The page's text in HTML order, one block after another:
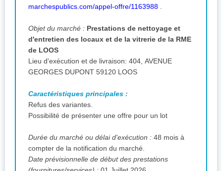
marchespublics.com/appel-offre/1163988
Objet du marché : Prestations de nettoyage et
d'entretien des locaux et de la vitrerie de la RME
de LOOS
Lieu d'exécution et de livraison: 404, AVENUE
GEORGES DUPONT 59120 LOOS
Caractéristiques principales :
Refus des variantes.
Possibilité de présenter une offre pour un lot
Durée du marché ou délai d'exécution : 48 mois à
compter de la notification du marché.
Date prévisionnelle de début des prestations